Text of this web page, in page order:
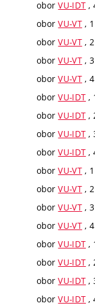
oborVU-IDT ,
oborVU-VT, 1
oborVU-VT, 2
oborVU-VT, 3
oborVU-VT, 4
oborVU-IDT ,
oborVU-IDT ,
oborVU-IDT ,
oborVU-IDT ,
oborVU-VT, 1
oborVU-VT, 2
oborVU-VT, 3
oborVU-VT, 4
oborVU-IDT ,
oborVU-IDT ,
oborVU-IDT ,
oborVU-IDT ,